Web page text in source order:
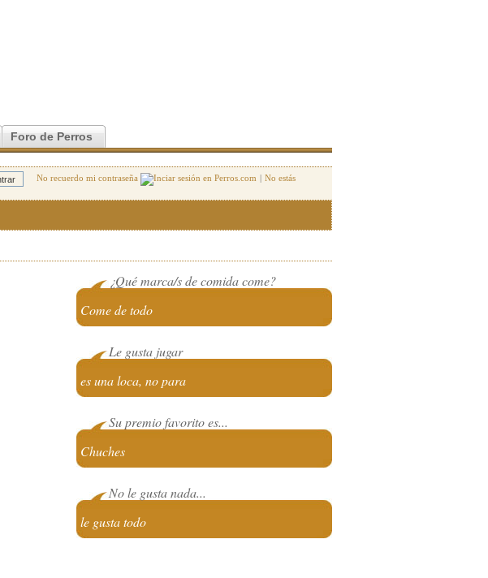
Foro de Perros
No recuerdo mi contraseña | No estás
¿Qué marca/s de comida come?
Come de todo
Le gusta jugar
es una loca, no para
Su premio favorito es...
Chuches
No le gusta nada...
le gusta todo